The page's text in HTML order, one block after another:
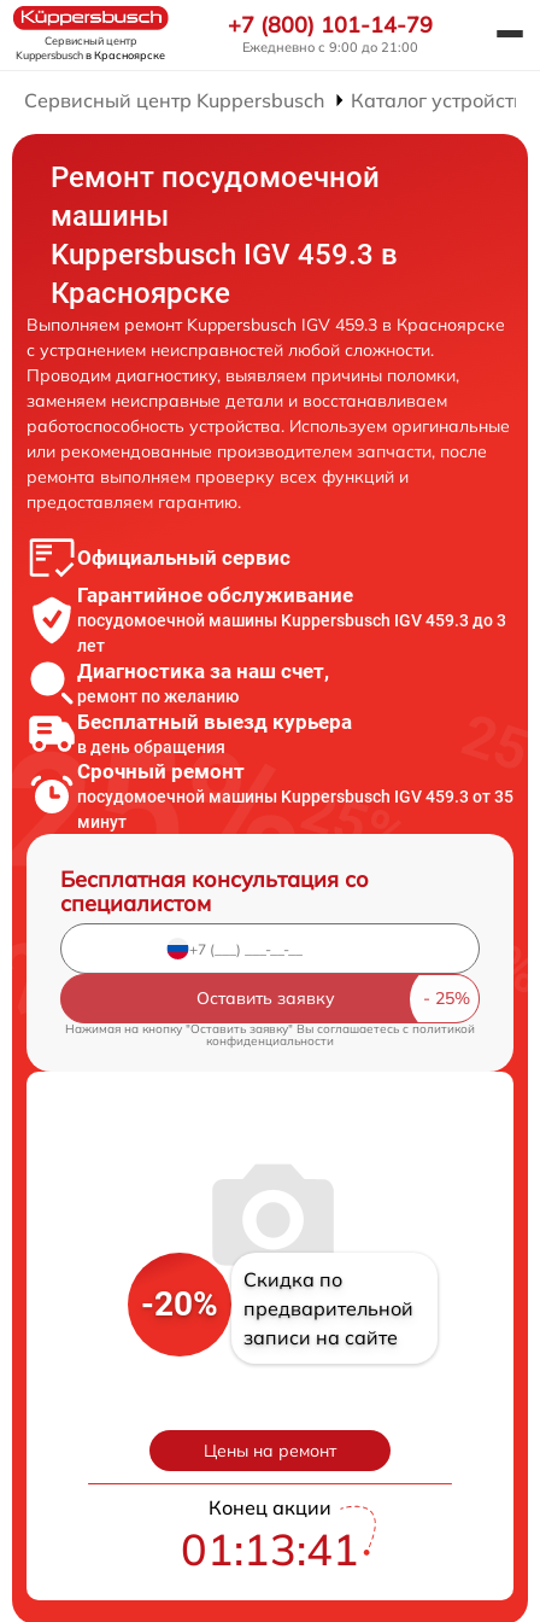
Сервисный центр
Kuppersbuschв Красноярске
+7 (800) 101-14-79
Ежедневно с 9:00 до 21:00
Сервисный центр Kuppersbusch Каталог устройств
Ремонт посудомоечной
машины
Kuppersbusch IGV 459.3 в
Красноярске
Выполняем ремонт Kuppersbusch IGV 459.3 в Красноярске
с устранением неисправностей любой сложности.
Проводим диагностику, выявляем причины поломки,
заменяем неисправные детали и восстанавливаем
работоспособность устройства. Используем оригинальные
или рекомендованные производителем запчасти, после
ремонта выполняем проверку всех функций и
предоставляем гарантию.
Официальный сервис
Гарантийное обслуживание
посудомоечной машины Kuppersbusch IGV 459.3 до 3
лет
Диагностика за наш счет,
ремонт по желанию
Бесплатный выезд курьера
в день обращения
Срочный ремонт
посудомоечной машины Kuppersbusch IGV 459.3 от 35
минут
Бесплатная консультация со
специалистом
Оставить заявку
Нажимая на кнопку "Оставить заявку" Вы соглашаетесь c политикой
конфиденциальности
-20%
Скидка по
предварительной
записи на сайте
Цены на ремонт
Конец акции
01:13:40